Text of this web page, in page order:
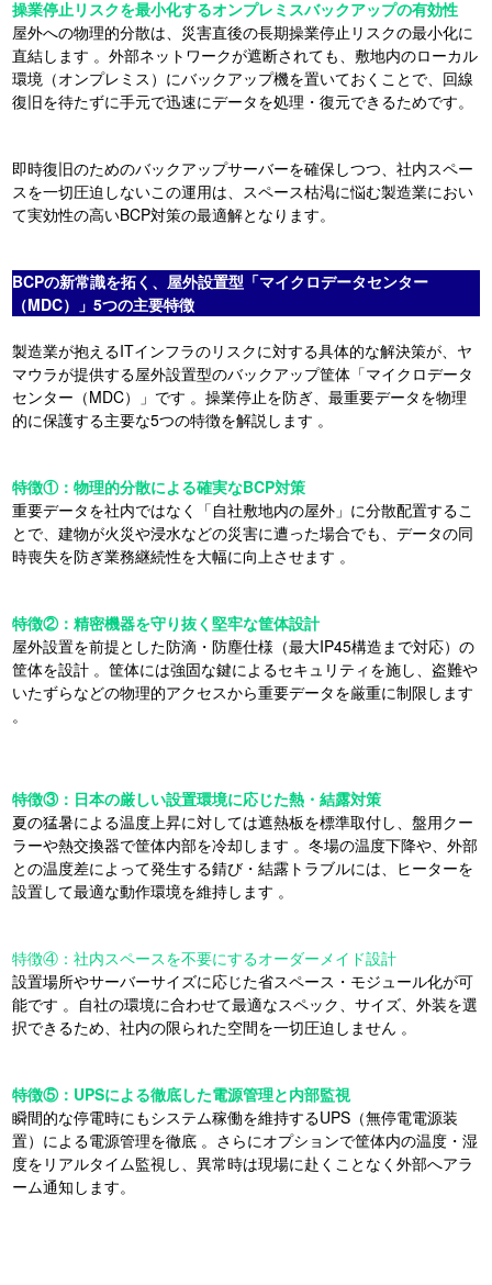
操業停止リスクを最小化するオンプレミスバックアップの有効性
屋外への物理的分散は、災害直後の長期操業停止リスクの最小化に
直結します 。外部ネットワークが遮断されても、敷地内のローカル
環境（オンプレミス）にバックアップ機を置いておくことで、回線
復旧を待たずに手元で迅速にデータを処理・復元できるためです。
即時復旧のためのバックアップサーバーを確保しつつ、社内スペー
スを一切圧迫しないこの運用は、スペース枯渇に悩む製造業におい
て実効性の高いBCP対策の最適解となります。
BCPの新常識を拓く、屋外設置型「マイクロデータセンター
（MDC）」5つの主要特徴
製造業が抱えるITインフラのリスクに対する具体的な解決策が、ヤ
マウラが提供する屋外設置型のバックアップ筐体「マイクロデータ
センター（MDC）」です 。操業停止を防ぎ、最重要データを物理
的に保護する主要な5つの特徴を解説します 。
特徴①：物理的分散による確実なBCP対策
重要データを社内ではなく「自社敷地内の屋外」に分散配置するこ
とで、建物が火災や浸水などの災害に遭った場合でも、データの同
時喪失を防ぎ業務継続性を大幅に向上させます 。
特徴②：精密機器を守り抜く堅牢な筐体設計
屋外設置を前提とした防滴・防塵仕様（最大IP45構造まで対応）の
筐体を設計 。筐体には強固な鍵によるセキュリティを施し、盗難や
いたずらなどの物理的アクセスから重要データを厳重に制限します
。
特徴③：日本の厳しい設置環境に応じた熱・結露対策
夏の猛暑による温度上昇に対しては遮熱板を標準取付し、盤用クー
ラーや熱交換器で筐体内部を冷却します 。冬場の温度下降や、外部
との温度差によって発生する錆び・結露トラブルには、ヒーターを
設置して最適な動作環境を維持します 。
特徴④：社内スペースを不要にするオーダーメイド設計
設置場所やサーバーサイズに応じた省スペース・モジュール化が可
能です 。自社の環境に合わせて最適なスペック、サイズ、外装を選
択できるため、社内の限られた空間を一切圧迫しません 。
特徴⑤：UPSによる徹底した電源管理と内部監視
瞬間的な停電時にもシステム稼働を維持するUPS（無停電電源装
置）による電源管理を徹底 。さらにオプションで筐体内の温度・湿
度をリアルタイム監視し、異常時は現場に赴くことなく外部へアラ
ーム通知します。